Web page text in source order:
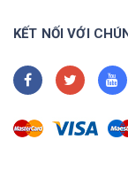
KẾT NỐI VỚI